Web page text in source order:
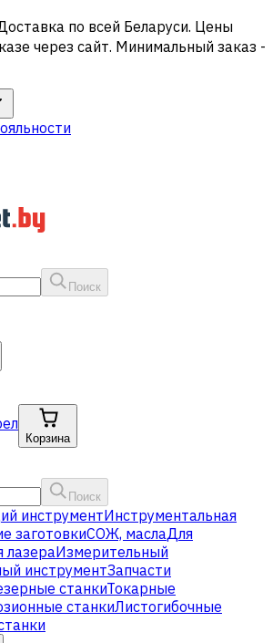
по всей Беларуси. Цены
через сайт. Минимальный заказ -
Поиск
Корзина
Поиск
инструментИнструментальная
заготовкиСОЖ, маслаДля
лазераИзмерительный
инструментЗапчасти
станкиТокарные
станкиЛистогибочные